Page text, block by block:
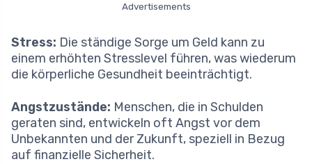
Advertisements
Stress: Die ständige Sorge um Geld kann zu
einem erhöhten Stresslevel führen, was wiederum
die körperliche Gesundheit beeinträchtigt.
Angstzustände: Menschen, die in Schulden
geraten sind, entwickeln oft Angst vor dem
Unbekannten und der Zukunft, speziell in Bezug
auf finanzielle Sicherheit.